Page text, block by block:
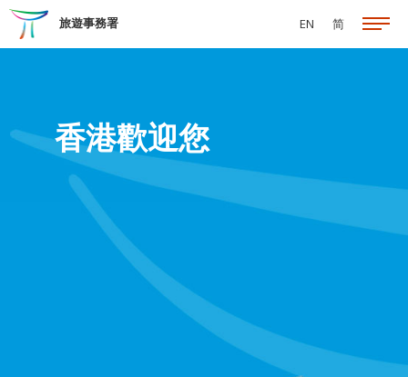
跳至主要內容
旅遊事務署 EN 简
香港歡迎您